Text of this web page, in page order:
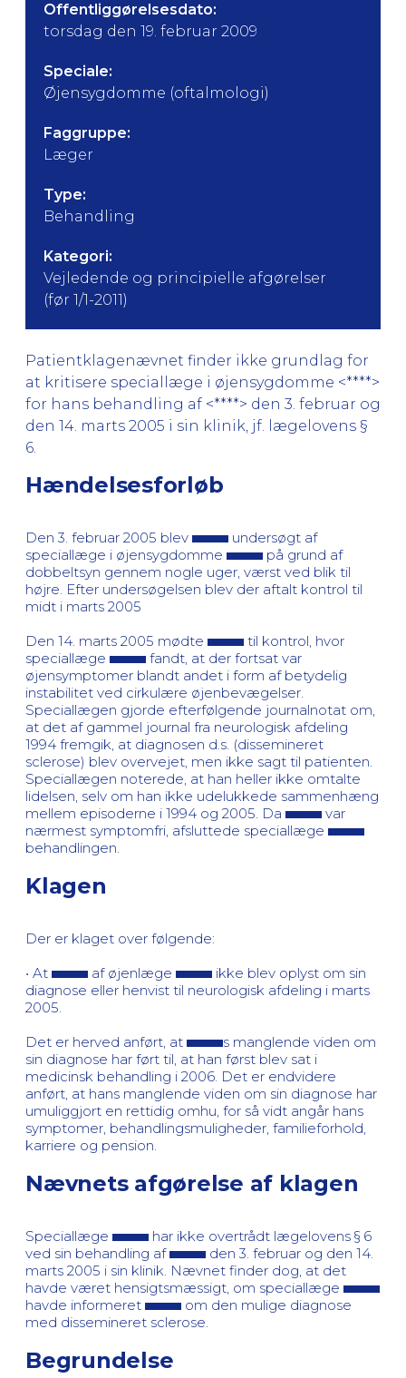
Offentliggørelsesdato:
torsdag den 19. februar 2009
Speciale:
Øjensygdomme (oftalmologi)
Faggruppe:
Læger
Type:
Behandling
Kategori:
Vejledende og principielle afgørelser
(før 1/1-2011)
Patientklagenævnet finder ikke grundlag for
at kritisere speciallæge i øjensygdomme <****>
for hans behandling af <****> den 3. februar og
den 14. marts 2005 i sin klinik, jf. lægelovens §
6.
Hændelsesforløb
Den 3. februar 2005 blev
undersøgt af
speciallæge i øjensygdomme
på grund af
dobbeltsyn gennem nogle uger, værst ved blik til
højre. Efter undersøgelsen blev der aftalt kontrol til
midt i marts 2005
Den 14. marts 2005 mødte
til kontrol, hvor
speciallæge
fandt, at der fortsat var
øjensymptomer blandt andet i form af betydelig
instabilitet ved cirkulære øjenbevægelser.
Speciallægen gjorde efterfølgende journalnotat om,
at det af gammel journal fra neurologisk afdeling
1994 fremgik, at diagnosen d.s. (dissemineret
sclerose) blev overvejet, men ikke sagt til patienten.
Speciallægen noterede, at han heller ikke omtalte
lidelsen, selv om han ikke udelukkede sammenhæng
mellem episoderne i 1994 og 2005. Da
var
nærmest symptomfri, afsluttede speciallæge
behandlingen.
Klagen
Der er klaget over følgende:
• At
af øjenlæge
ikke blev oplyst om sin
diagnose eller henvist til neurologisk afdeling i marts
2005.
Det er herved anført, at
s manglende viden om
sin diagnose har ført til, at han først blev sat i
medicinsk behandling i 2006. Det er endvidere
anført, at hans manglende viden om sin diagnose har
umuliggjort en rettidig omhu, for så vidt angår hans
symptomer, behandlingsmuligheder, familieforhold,
karriere og pension.
Nævnets afgørelse af klagen
Speciallæge
har ikke overtrådt lægelovens § 6
ved sin behandling af
den 3. februar og den 14.
marts 2005 i sin klinik. Nævnet finder dog, at det
havde været hensigtsmæssigt, om speciallæge
havde informeret
om den mulige diagnose
med dissemineret sclerose.
Begrundelse